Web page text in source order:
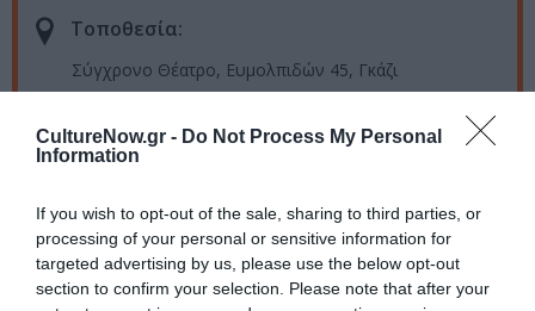
CultureNow.gr - Do Not Process My Personal
Information
If you wish to opt-out of the sale, sharing to third parties, or
processing of your personal or sensitive information for
targeted advertising by us, please use the below opt-out
section to confirm your selection. Please note that after your
Τοποθεσία:
Σύγχρονο Θέατρο, Ευμολπιδών 45, Γκάζι
Γενική είσοδος: 12€ | ΑμεΑ και συνοδών, ανέργων,
φοιτητικά, άνω των 65: 10€
Πληροφορίες / Κρατήσεις: